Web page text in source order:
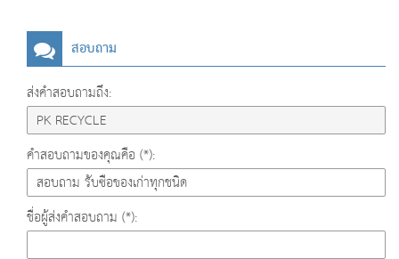
สอบถาม
ส่งคำสอบถามถึง:
คำสอบถามของคุณคือ (*):
ชื่อผู้ส่งคำสอบถาม (*):